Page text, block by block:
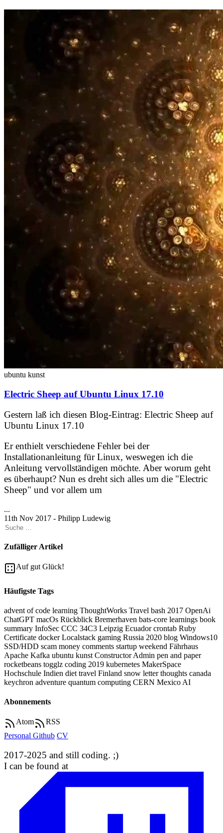
ubuntu kunst
Electric Sheep auf Ubuntu Linux 17.10
Gestern laß ich diesen Blog-Eintrag: Electric Sheep auf
Ubuntu Linux 17.10
Er enthielt verschiedene Fehler bei der
Installationanleitung für Linux, weswegen ich die
Anleitung vervollständigen möchte. Aber worum geht
es überhaupt? Nun es dreht sich alles um die "Electric
Sheep" und vor allem um
...
11th Nov 2017 - Philipp Ludewig
Zufälliger Artikel
Auf gut Glück!
Häufigste Tags
advent of code learning ThoughtWorks Travel bash 2017 OpenAi
ChatGPT macOs Rückblick Bremerhaven bats-core learnings book
summary InfoSec CCC 34C3 Leipzig Ecuadorcrontab Ruby
Certificate dockerLocalstack gaming Russia 2020 blog Windows10
SSD/HDD scam money comments startup weekend Fährhaus
Apache Kafka ubuntu kunst ConstructorAdmin pen and paper
rocketbeans togglz coding 2019 kubernetes MakerSpace
Hochschule Indien diet travel Finland snow letterthoughts canada
keychron adventure quantum computing CERN Mexico AI
Abonnements
Atom
RSS
Personal Github CV
2017-2025 and still coding. ;)
I can be found at